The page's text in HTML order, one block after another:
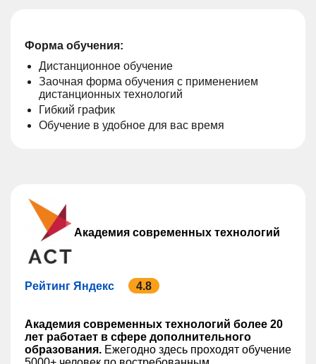
Форма обучения:
Дистанционное обучение
Заочная форма обучения с применением
дистанционных технологий
Гибкий график
Обучение в удобное для вас время
Академия современных технологий
Рейтинг Яндекс 4.8
Академия современных технологий более 20
лет работает в сфере дополнительного
образования. Ежегодно здесь проходят обучение